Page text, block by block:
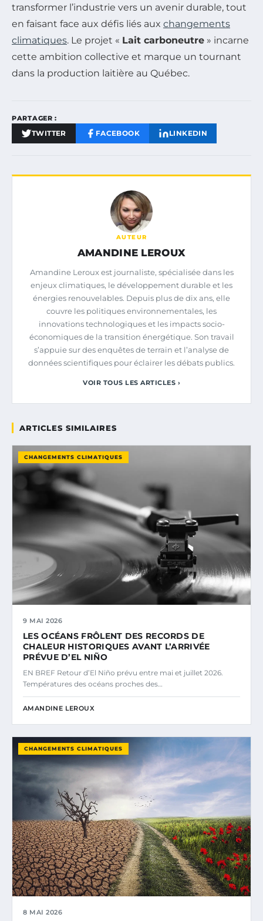
transformer l’industrie vers un avenir durable, tout
en faisant face aux défis liés aux changements
climatiques. Le projet « Lait carboneutre » incarne
cette ambition collective et marque un tournant
dans la production laitière au Québec.
PARTAGER :
TWITTER FACEBOOK LINKEDIN
AUTEUR
AMANDINE LEROUX
Amandine Leroux est journaliste, spécialisée dans les
enjeux climatiques, le développement durable et les
énergies renouvelables. Depuis plus de dix ans, elle
couvre les politiques environnementales, les
innovations technologiques et les impacts socio-
économiques de la transition énergétique. Son travail
s’appuie sur des enquêtes de terrain et l’analyse de
données scientifiques pour éclairer les débats publics.
VOIR TOUS LES ARTICLES ›
ARTICLES SIMILAIRES
CHANGEMENTS CLIMATIQUES
9 MAI 2026
LES OCÉANS FRÔLENT DES RECORDS DE
CHALEUR HISTORIQUES AVANT L’ARRIVÉE
PRÉVUE D’EL NIÑO
EN BREF Retour d’El Niño prévu entre mai et juillet 2026.
Températures des océans proches des…
AMANDINE LEROUX
CHANGEMENTS CLIMATIQUES
8 MAI 2026